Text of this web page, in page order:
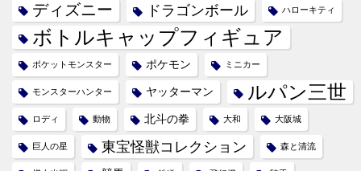
ディズニー ドラゴンボール ハローキティ
ボトルキャップフィギュア
ポケットモンスター ポケモン ミニカー
モンスターハンター ヤッターマン ルパン三世
ロディ 動物 北斗の拳 大和 大阪城
巨人の星 東宝怪獣コレクション 森と清流